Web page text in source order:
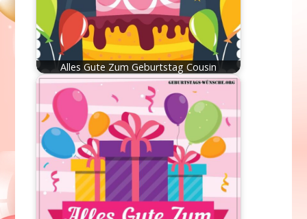
Alles Gute Zum Geburtstag Cousin